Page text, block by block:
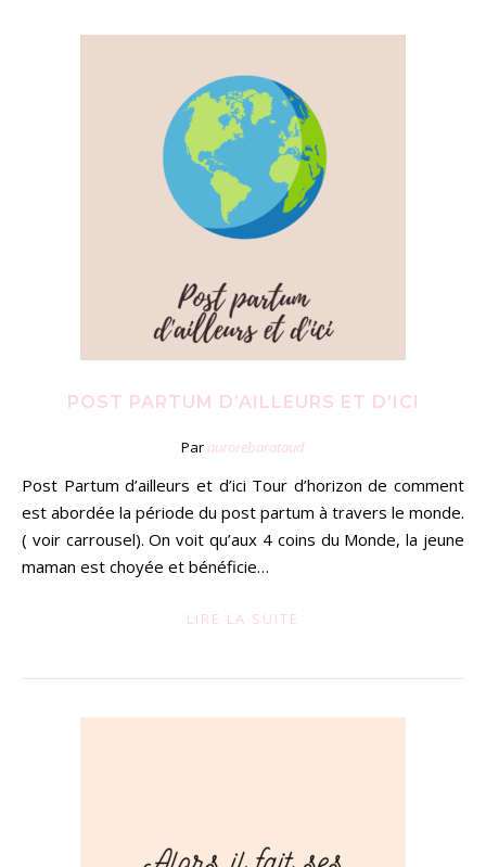
POST PARTUM D’AILLEURS ET D’ICI
Par aurorebarataud
Post Partum d’ailleurs et d’ici Tour d’horizon de comment
est abordée la période du post partum à travers le monde.
( voir carrousel). On voit qu’aux 4 coins du Monde, la jeune
maman est choyée et bénéficie…
LIRE LA SUITE